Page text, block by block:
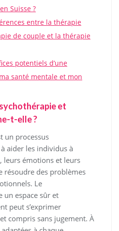
Suisse ?
entre la thérapie
de couple et la thérapie
potentiels d’une
santé mentale et mon
et
t-elle ?
un processus
aider les individus à
leurs émotions et leurs
résoudre des problèmes
Le
un espace sûr et
peut s’exprimer
compris sans jugement. À